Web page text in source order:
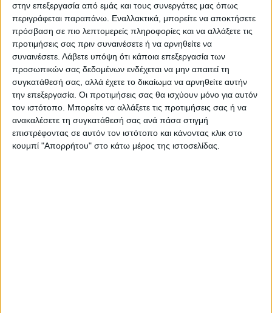
στην επεξεργασία από εμάς και τους συνεργάτες μας όπως
περιγράφεται παραπάνω. Εναλλακτικά, μπορείτε να αποκτήσετε
πρόσβαση σε πιο λεπτομερείς πληροφορίες και να αλλάξετε τις
προτιμήσεις σας πριν συναινέσετε ή να αρνηθείτε να
συναινέσετε. Λάβετε υπόψη ότι κάποια επεξεργασία των
προσωπικών σας δεδομένων ενδέχεται να μην απαιτεί τη
συγκατάθεσή σας, αλλά έχετε το δικαίωμα να αρνηθείτε αυτήν
την επεξεργασία. Οι προτιμήσεις σας θα ισχύουν μόνο για αυτόν
τον ιστότοπο. Μπορείτε να αλλάξετε τις προτιμήσεις σας ή να
ανακαλέσετε τη συγκατάθεσή σας ανά πάσα στιγμή
επιστρέφοντας σε αυτόν τον ιστότοπο και κάνοντας κλικ στο
κουμπί "Απορρήτου" στο κάτω μέρος της ιστοσελίδας.